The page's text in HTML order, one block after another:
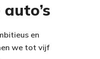
en
we tot vijf